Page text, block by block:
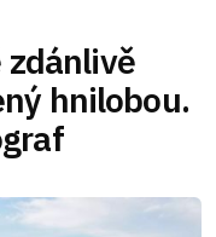
zdánlivě
hnilobou.